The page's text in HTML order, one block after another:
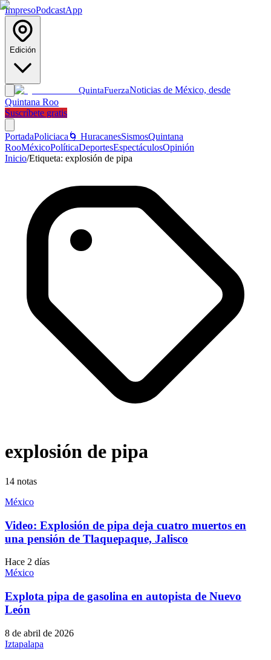
ImpresoPodcastApp
Edición
QuintaFuerzaNoticias de México, desde
Quintana Roo
Suscríbete gratis
PortadaPoliciaca 🌀 HuracanesSismosQuintana
RooMéxicoPolíticaDeportesEspectáculosOpinión
Inicio/Etiqueta: explosión de pipa
explosión de pipa
14 notas
México
Video: Explosión de pipa deja cuatro muertos en
una pensión de Tlaquepaque, Jalisco
Hace 2 días
México
Explota pipa de gasolina en autopista de Nuevo
León
8 de abril de 2026
Iztapalapa